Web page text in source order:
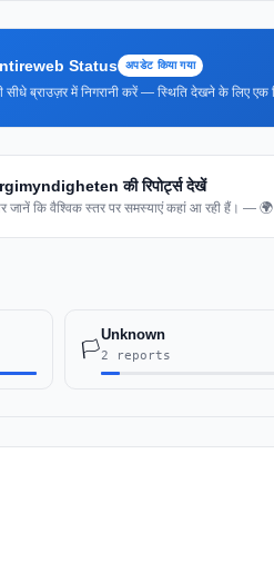
Status अपडेट किया गया
सीधे ब्राउज़र में निगरानी करें — स्थिति देखने के लिए
की रिपोर्ट्स देखें
कि वैश्विक स्तर पर समस्याएं कहां आ रही हैं। — 🌍
🏳️
Unknown
2 reports